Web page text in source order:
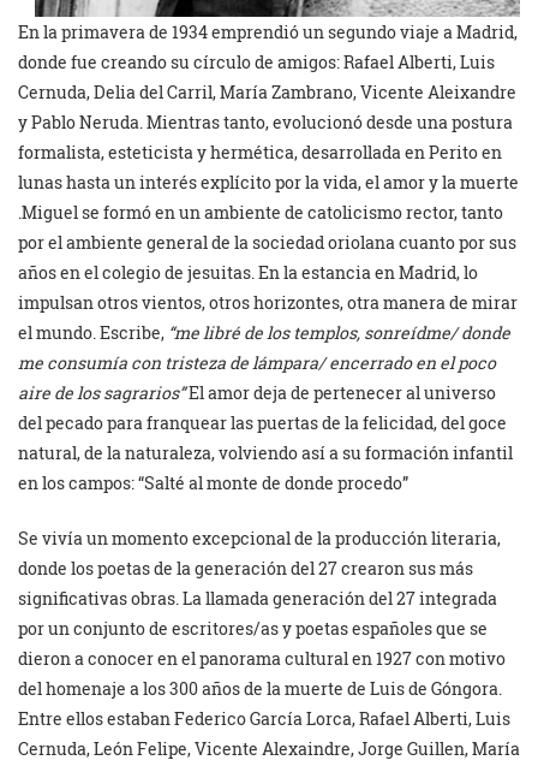
En la primavera de 1934 emprendió un segundo viaje a Madrid,
donde fue creando su círculo de amigos: Rafael Alberti, Luis
Cernuda, Delia del Carril, María Zambrano, Vicente Aleixandre
y Pablo Neruda. Mientras tanto, evolucionó desde una postura
formalista, esteticista y hermética, desarrollada en Perito en
lunas hasta un interés explícito por la vida, el amor y la muerte
.Miguel se formó en un ambiente de catolicismo rector, tanto
por el ambiente general de la sociedad oriolana cuanto por sus
años en el colegio de jesuitas. En la estancia en Madrid, lo
impulsan otros vientos, otros horizontes, otra manera de mirar
el mundo. Escribe, “me libré de los templos, sonreídme/ donde
me consumía con tristeza de lámpara/ encerrado en el poco
aire de los sagrarios”El amor deja de pertenecer al universo
del pecado para franquear las puertas de la felicidad, del goce
natural, de la naturaleza, volviendo así a su formación infantil
en los campos: “Salté al monte de donde procedo”
Se vivía un momento excepcional de la producción literaria,
donde los poetas de la generación del 27 crearon sus más
significativas obras. La llamada generación del 27 integrada
por un conjunto de escritores/as y poetas españoles que se
dieron a conocer en el panorama cultural en 1927 con motivo
del homenaje a los 300 años de la muerte de Luis de Góngora.
Entre ellos estaban Federico García Lorca, Rafael Alberti, Luis
Cernuda, León Felipe, Vicente Alexaindre, Jorge Guillen, María